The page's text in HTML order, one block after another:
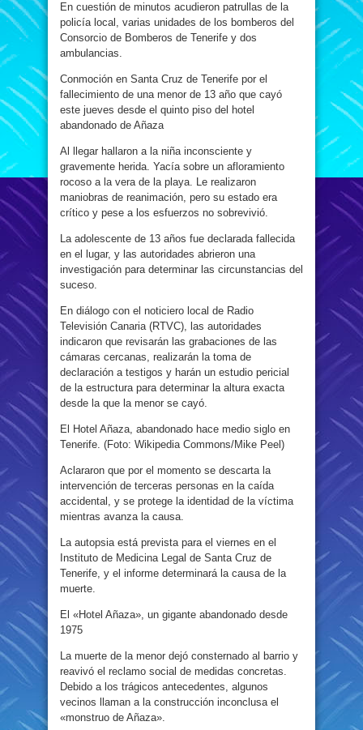
En cuestión de minutos acudieron patrullas de la
policía local, varias unidades de los bomberos del
Consorcio de Bomberos de Tenerife y dos
ambulancias.
Conmoción en Santa Cruz de Tenerife por el
fallecimiento de una menor de 13 año que cayó
este jueves desde el quinto piso del hotel
abandonado de Añaza
Al llegar hallaron a la niña inconsciente y
gravemente herida. Yacía sobre un afloramiento
rocoso a la vera de la playa. Le realizaron
maniobras de reanimación, pero su estado era
crítico y pese a los esfuerzos no sobrevivió.
La adolescente de 13 años fue declarada fallecida
en el lugar, y las autoridades abrieron una
investigación para determinar las circunstancias del
suceso.
En diálogo con el noticiero local de Radio
Televisión Canaria (RTVC), las autoridades
indicaron que revisarán las grabaciones de las
cámaras cercanas, realizarán la toma de
declaración a testigos y harán un estudio pericial
de la estructura para determinar la altura exacta
desde la que la menor se cayó.
El Hotel Añaza, abandonado hace medio siglo en
Tenerife. (Foto: Wikipedia Commons/Mike Peel)
Aclararon que por el momento se descarta la
intervención de terceras personas en la caída
accidental, y se protege la identidad de la víctima
mientras avanza la causa.
La autopsia está prevista para el viernes en el
Instituto de Medicina Legal de Santa Cruz de
Tenerife, y el informe determinará la causa de la
muerte.
El «Hotel Añaza», un gigante abandonado desde
1975
La muerte de la menor dejó consternado al barrio y
reavivó el reclamo social de medidas concretas.
Debido a los trágicos antecedentes, algunos
vecinos llaman a la construcción inconclusa el
«monstruo de Añaza».